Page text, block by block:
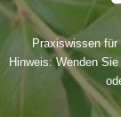
Praxiswissen
Hinweis: Wenden